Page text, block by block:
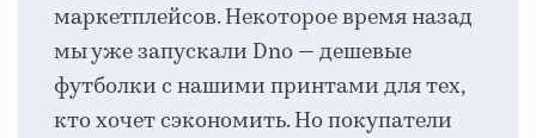
маркетплейсов. Некоторое время назад
мы уже запускали Dno — дешевые
футболки с нашими принтами для тех,
кто хочет сэкономить. Но покупатели